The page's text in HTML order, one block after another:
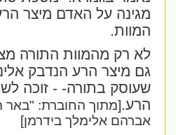
מגינה על האדם מיצר
המוות.
לא רק מהמוות התורה
גם מיצר הרע הנדבק
שעוסק בתורה- - זוכה
הרע.[מתוך החוברת: "באר
אברהם אלימלך בידרמן]